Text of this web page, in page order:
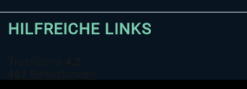
HILFREICHE LINKS